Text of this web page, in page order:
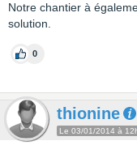
Notre chantier à
solution.
0
thionine
Le 03/01/2014 à